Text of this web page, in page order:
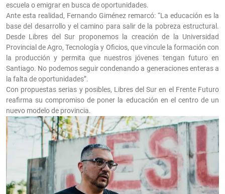
escuela o emigrar en busca de oportunidades.
Ante esta realidad, Fernando Giménez remarcó: “La educación es la
base del desarrollo y el camino para salir de la pobreza estructural.
Desde Libres del Sur proponemos la creación de la Universidad
Provincial de Agro, Tecnología y Oficios, que vincule la formación con
la producción y permita que nuestros jóvenes tengan futuro en
Santiago. No podemos seguir condenando a generaciones enteras a
la falta de oportunidades”.
Con propuestas serias y posibles, Libres del Sur en el Frente Futuro
reafirma su compromiso de poner la educación en el centro de un
nuevo modelo de provincia.